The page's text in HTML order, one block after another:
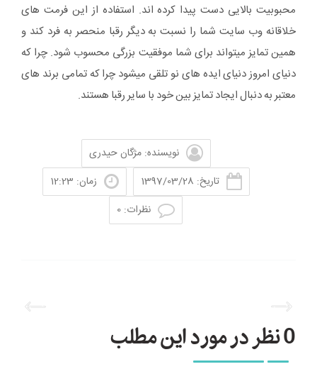
محبوبیت بالایی دست پیدا کرده اند. استفاده از این فرمت های
خلاقانه وب سایت شما را نسبت به دیگر رقبا منحصر به فرد کند و
همین تمایز میتواند برای شما موفقیت بزرگی محسوب شود. چرا که
دنیای امروز دنیای ایده های نو تلقی میشود چرا که تمامی برند های
معتبر به دنبال ایجاد تمایز بین خود با سایر رقبا هستند.
نویسنده: مژگان حیدری
تاریخ: 1397/03/28
زمان: 12:23
نظرات: 0
0 نظر در مورد این مطلب